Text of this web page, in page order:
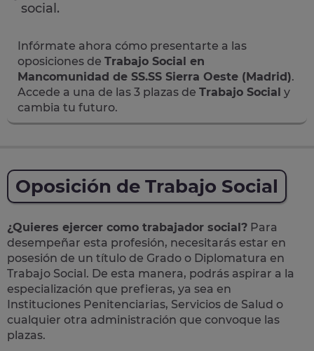
social.
Infórmate ahora cómo presentarte a las
oposiciones de Trabajo Social en
Mancomunidad de SS.SS Sierra Oeste (Madrid).
Accede a una de las 3 plazas de Trabajo Social y
cambia tu futuro.
Oposición de Trabajo Social
¿Quieres ejercer como trabajador social? Para
desempeñar esta profesión, necesitarás estar en
posesión de un título de Grado o Diplomatura en
Trabajo Social. De esta manera, podrás aspirar a la
especialización que prefieras, ya sea en
Instituciones Penitenciarias, Servicios de Salud o
cualquier otra administración que convoque las
plazas.